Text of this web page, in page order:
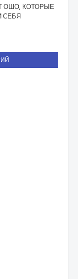
ОШО, КОТОРЫЕ
СЕБЯ